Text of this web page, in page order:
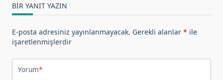
BIR YANIT YAZIN
E-posta adresiniz yayınlanmayacak. Gerekli alanlar * ile
işaretlenmişlerdir
Yorum*